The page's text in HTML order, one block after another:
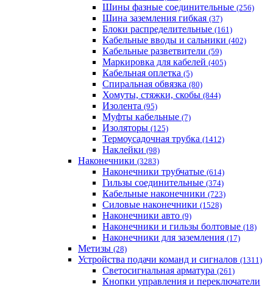
Шины фазные соединительные (256)
Шина заземления гибкая (37)
Блоки распределительные (161)
Кабельные вводы и сальники (402)
Кабельные разветвители (59)
Маркировка для кабелей (405)
Кабельная оплетка (5)
Спиральная обвязка (80)
Хомуты, стяжки, скобы (844)
Изолента (95)
Муфты кабельные (7)
Изоляторы (125)
Термоусадочная трубка (1412)
Наклейки (98)
Наконечники (3283)
Наконечники трубчатые (614)
Гильзы соединительные (374)
Кабельные наконечники (723)
Силовые наконечники (1528)
Наконечники авто (9)
Наконечники и гильзы болтовые (18)
Наконечники для заземления (17)
Метизы (28)
Устройства подачи команд и сигналов (1311)
Светосигнальная арматура (261)
Кнопки управления и переключатели